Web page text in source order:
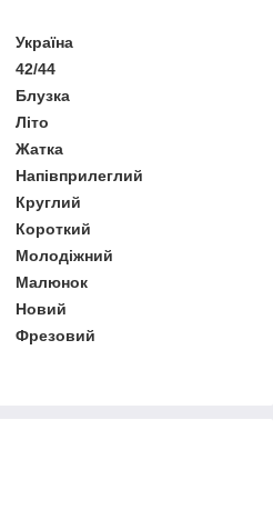
Україна
42/44
Блузка
Літо
Жатка
Напівприлеглий
Круглий
Короткий
Молодіжний
Малюнок
Новий
Фрезовий